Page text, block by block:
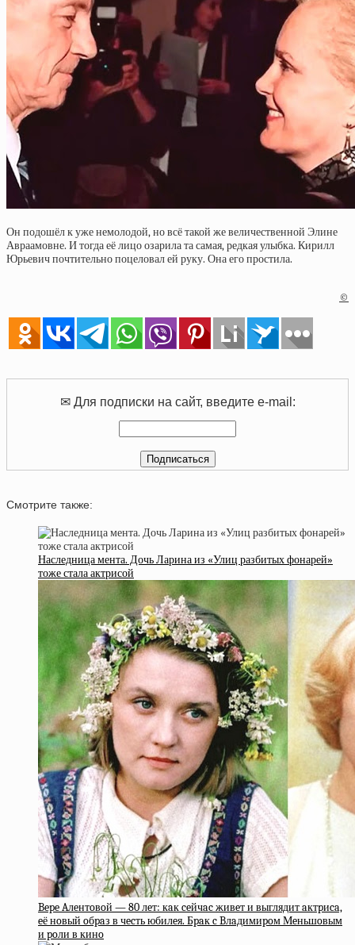
Он подошёл к уже немолодой, но всё такой же величественной Элине
Авраамовне. И тогда её лицо озарила та самая, редкая улыбка. Кирилл
Юрьевич почтительно поцеловал ей руку. Она его простила.
©
✉ Для подписки на сайт, введите e-mail:
Смотрите также:
Наследница мента. Дочь Ларина из «Улиц разбитых фонарей»
тоже стала актрисой
Bepe Aлeнтoвoй — 80 лeт: кaк ceйчac живeт и выглядит aктpиca,
eё нoвый oбpaз в чecть юбилeя. Бpaк c Bлaдимиpoм Мeньшoвым
и poли в кинo